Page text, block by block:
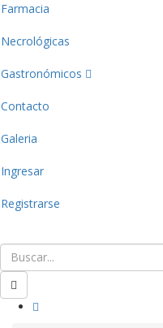
Farmacia
Necrológicas
Gastronómicos
Contacto
Galeria
Ingresar
Registrarse